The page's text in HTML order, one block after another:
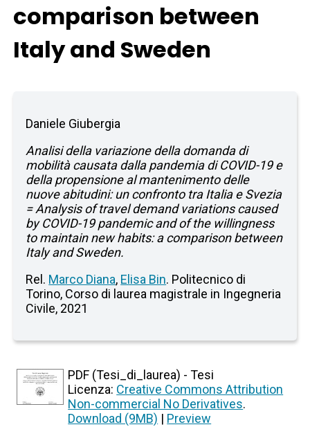
comparison between
Italy and Sweden
Daniele Giubergia
Analisi della variazione della domanda di
mobilità causata dalla pandemia di COVID-19 e
della propensione al mantenimento delle
nuove abitudini: un confronto tra Italia e Svezia
= Analysis of travel demand variations caused
by COVID-19 pandemic and of the willingness
to maintain new habits: a comparison between
Italy and Sweden.
Rel. Marco Diana, Elisa Bin. Politecnico di
Torino, Corso di laurea magistrale in Ingegneria
Civile, 2021
PDF (Tesi_di_laurea) - Tesi
Licenza: Creative Commons Attribution
Non-commercial No Derivatives.
Download (9MB) | Preview